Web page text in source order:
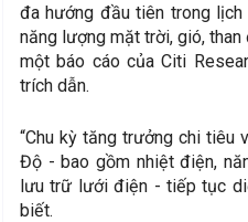
đa hướng đầu tiên trong
năng lượng mặt trời, gió,
một báo cáo của Citi
trích dẫn.
“Chu kỳ tăng trưởng chi tiêu
Độ - bao gồm nhiệt điện,
lưu trữ lưới điện - tiếp tục
biết.